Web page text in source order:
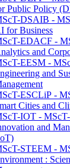
Public Policy
DSAIB -
for Business
EDACF -
and
EESM -
and
ESCLiP -
Cities and
IOT -
and
STEEM -
: